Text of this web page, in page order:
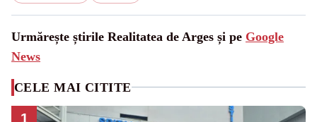
Urmărește știrile Realitatea de Arges și pe Google
News
CELE MAI CITITE
1